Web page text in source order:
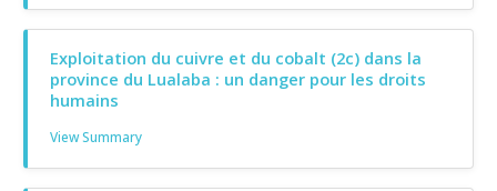
Exploitation du cuivre et du cobalt (2c) dans la
province du Lualaba : un danger pour les droits
humains
View Summary